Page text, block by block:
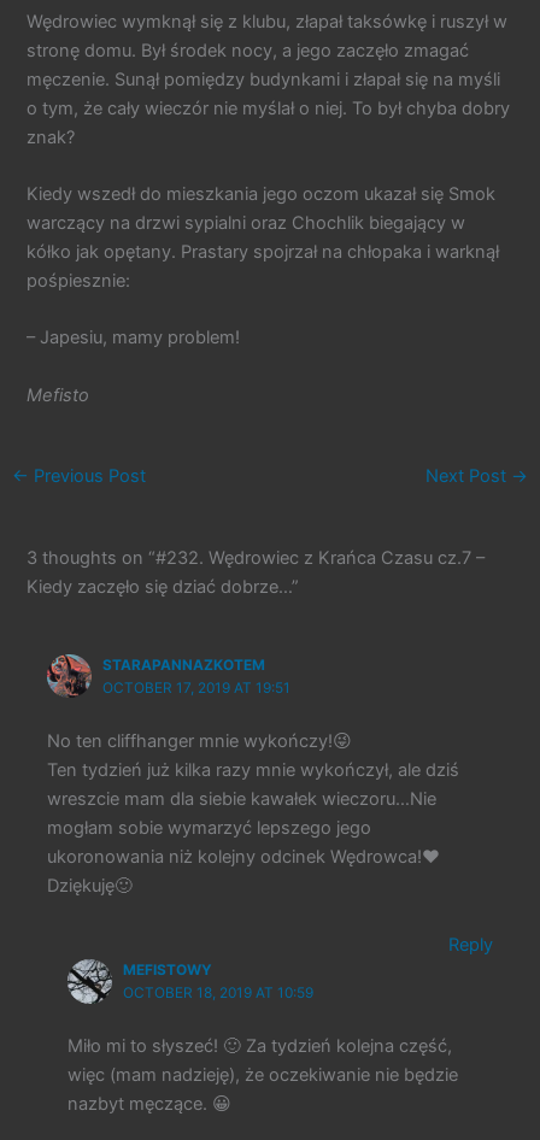
Wędrowiec wymknął się z klubu, złapał taksówkę i ruszył w
stronę domu. Był środek nocy, a jego zaczęło zmagać
męczenie. Sunął pomiędzy budynkami i złapał się na myśli
o tym, że cały wieczór nie myślał o niej. To był chyba dobry
znak?
Kiedy wszedł do mieszkania jego oczom ukazał się Smok
warczący na drzwi sypialni oraz Chochlik biegający w
kółko jak opętany. Prastary spojrzał na chłopaka i warknął
pośpiesznie:
– Japesiu, mamy problem!
Mefisto
← Previous Post Next Post →
3 thoughts on “#232. Wędrowiec z Krańca Czasu cz.7 –
Kiedy zaczęło się dziać dobrze…”
STARAPANNAZKOTEM
OCTOBER 17, 2019 AT 19:51
No ten cliffhanger mnie wykończy!😜
Ten tydzień już kilka razy mnie wykończył, ale dziś
wreszcie mam dla siebie kawałek wieczoru…Nie
mogłam sobie wymarzyć lepszego jego
ukoronowania niż kolejny odcinek Wędrowca!❤️
Dziękuję🙂
Reply
MEFISTOWY
OCTOBER 18, 2019 AT 10:59
Miło mi to słyszeć! 🙂 Za tydzień kolejna część,
więc (mam nadzieję), że oczekiwanie nie będzie
nazbyt męczące. 😀